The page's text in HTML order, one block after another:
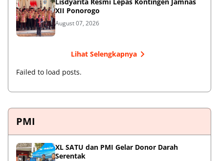
XII Ponorogo
August 07, 2026
Lihat Selengkapnya
Failed to load posts.
PMI
XL SATU dan PMI Gelar Donor Darah
Serentak